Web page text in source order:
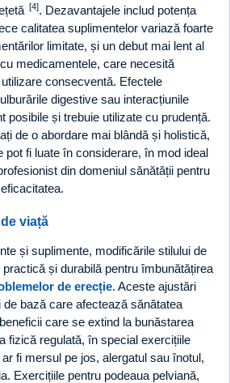
[4]. Dezavantajele includ potența
calitatea suplimentelor variază foarte
limitate, și un debut mai lent al
medicamentele, care necesită
consecventă. Efectele
digestive sau interacțiunile
posibile și trebuie utilizate cu prudență.
de o abordare mai blândă și holistică,
pot fi luate în considerare, în mod ideal
din domeniul sănătății pentru
viață
și suplimente, modificările stilului de
și durabilă pentru îmbunătățirea
de erecție. Aceste ajustări
bază care afectează sănătatea
care se extind la bunăstarea
fizică regulată, în special exercițiile
fi mersul pe jos, alergatul sau înotul,
Exercițiile pentru podeaua pelviană,